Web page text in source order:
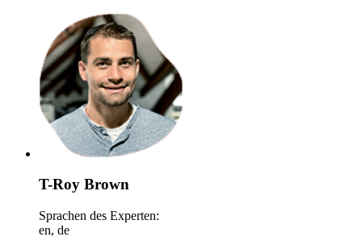
T-Roy Brown
Sprachen des Experten:
en, de